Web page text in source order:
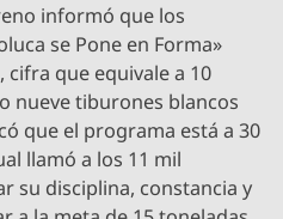
informó que los
se Pone en Forma»
que equivale a 10
nueve tiburones blancos
que el programa está a 30
llamó a los 11 mil
su disciplina, constancia y